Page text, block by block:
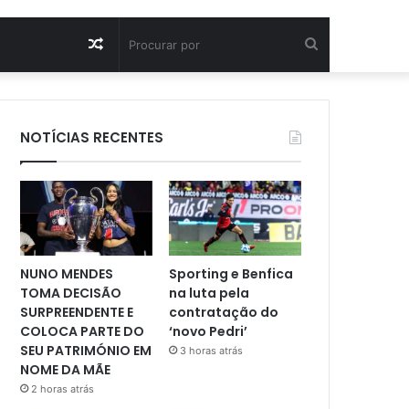
por
Artigo
aleatório
NOTÍCIAS RECENTES
NUNO MENDES
TOMA DECISÃO
SURPREENDENTE E
COLOCA PARTE DO
SEU PATRIMÓNIO EM
NOME DA MÃE
2 horas atrás
Sporting e Benfica
na luta pela
contratação do
‘novo Pedri’
3 horas atrás